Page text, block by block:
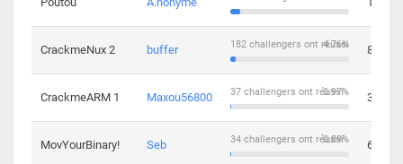
CrackmeNux 2 buffer 4.76%
182 challengers ont réussi 8
CrackmeARM 1 Maxou56800 0.97%
37 challengers ont réussi 3
MovYourBinary! Seb 0.89%
34 challengers ont réussi 6